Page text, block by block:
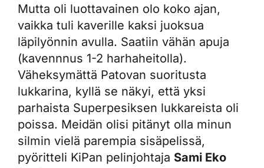
Mutta oli luottavainen olo koko ajan,
vaikka tuli kaverille kaksi juoksua
läpilyönnin avulla. Saatiin vähän apuja
(kavennnus 1-2 harhaheitolla).
Väheksymättä Patovan suoritusta
lukkarina, kyllä se näkyi, että yksi
parhaista Superpesiksen lukkareista oli
poissa. Meidän olisi pitänyt olla minun
silmin vielä parempia sisäpelissä,
pyöritteli KiPan pelinjohtaja Sami Eko